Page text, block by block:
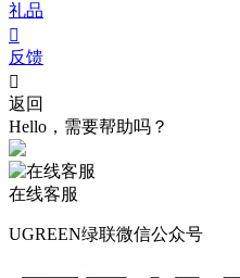
礼品

反馈

返回
Hello，需要帮助吗？
在线客服
UGREEN绿联微信公众号